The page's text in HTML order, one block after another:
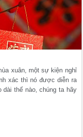
xuân, một sự kiện nghỉ
xác thì nó được diễn ra
thế nào, chúng ta hãy